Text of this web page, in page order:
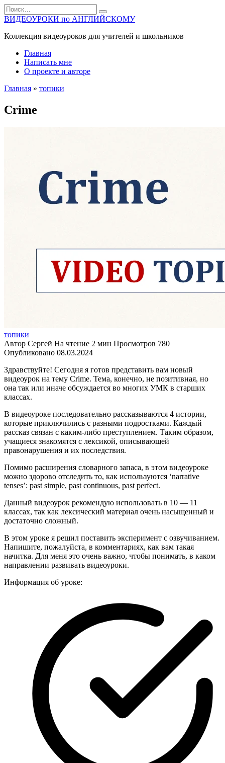
Перейти
к
содержанию
Search
for:
ВИДЕОУРОКИ по АНГЛИЙСКОМУ
Коллекция видеоуроков для учителей и школьников
Главная
Написать мне
О проекте и авторе
Главная » топики
Crime
топики
Автор Сергей На чтение 2 мин Просмотров 780
Опубликовано 08.03.2024
Здравствуйте! Сегодня я готов представить вам новый
видеоурок на тему Crime. Тема, конечно, не позитивная, но
она так или иначе обсуждается во многих УМК в старших
классах.
В видеоуроке последовательно рассказываются 4 истории,
которые приключились с разными подростками. Каждый
рассказ связан с каким-либо преступлением. Таким образом,
учащиеся знакомятся с лексикой, описывающей
правонарушения и их последствия.
Помимо расширения словарного запаса, в этом видеоуроке
можно здорово отследить то, как используются ‘narrative
tenses’: past simple, past continuous, past perfect.
Данный видеоурок рекомендую использовать в 10 — 11
классах, так как лексический материал очень насыщенный и
достаточно сложный.
В этом уроке я решил поставить эксперимент с озвучиванием.
Напишите, пожалуйста, в комментариях, как вам такая
начитка. Для меня это очень важно, чтобы понимать, в каком
направлении развивать видеоуроки.
Информация об уроке: